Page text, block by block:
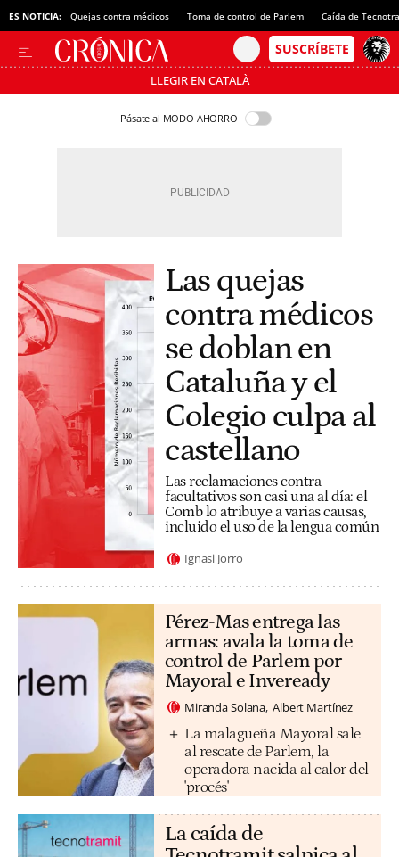
ES NOTICIA: Quejas contra médicos Toma de control de Parlem Caída de
LLEGIR EN CATALÀ
Pásate al MODO AHORRO
Las quejas
contra médicos
se doblan en
Cataluña y el
Colegio culpa al
castellano
Las reclamaciones contra
facultativos son casi una al día: el
Comb lo atribuye a varias causas,
incluido el uso de la lengua común
Ignasi Jorro
Pérez-Mas entrega las
armas: avala la toma de
control de Parlem por
Mayoral e Inveready
Miranda Solana Albert Martínez
La malagueña Mayoral sale
al rescate de Parlem, la
operadora nacida al calor del
'procés'
La caída de